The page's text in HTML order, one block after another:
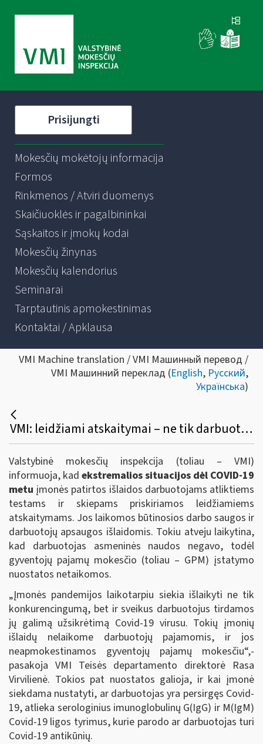
Prisijungti
Mokesčių mokėtojų informacija
Formos
Rinkmenos / Atviri duomenys
Skaičiuoklės ir pagalbininkai
Sąskaitos ir įmokų kodai
Mokesčių žinynas
Mokesčių kalendorius
Seminarai
Tarptautinis apmokestinimas
Kontaktai / Apklausa
VMI Machine translation / VMI Машинный перевод /
VMI Машинний переклад (English, Русский,
Українська)
VMI: leidžiami atskaitymai – ne tik darbuotojų Covid-19 testavimui skiriamos lėšos, bet ir kitos dėl pandemijos patirtos išlaidos
Valstybinė mokesčių inspekcija (toliau – VMI)
informuoja, kad ekstremalios situacijos dėl COVID-19
metu įmonės patirtos išlaidos darbuotojams atliktiems
testams ir skiepams priskiriamos leidžiamiems
atskaitymams. Jos laikomos būtinosios darbo saugos ir
darbuotojų apsaugos išlaidomis. Tokiu atveju laikytina,
kad darbuotojas asmeninės naudos negavo, todėl
gyventojų pajamų mokesčio (toliau – GPM) įstatymo
nuostatos netaikomos.
„Įmonės pandemijos laikotarpiu siekia išlaikyti ne tik
konkurencingumą, bet ir sveikus darbuotojus tirdamos
jų galimą užsikrėtimą Covid-19 virusu. Tokių įmonių
išlaidų nelaikome darbuotojų pajamomis, ir jos
neapmokestinamos gyventojų pajamų mokesčiu“,-
pasakoja VMI Teisės departamento direktorė Rasa
Virvilienė. Tokios pat nuostatos galioja, ir kai įmonė
siekdama nustatyti, ar darbuotojas yra persirgęs Covid-
19, atlieka serologinius imunoglobulinų G(IgG) ir M(IgM)
Covid-19 ligos tyrimus, kurie parodo ar darbuotojas turi
Covid-19 antikūnių.